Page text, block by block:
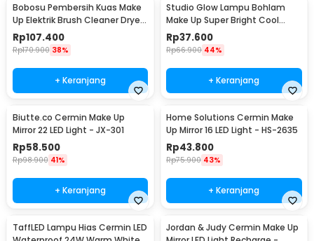
Bobosu Pembersih Kuas Make
Up Elektrik Brush Cleaner Dryer
Tool - HZJ01
Rp107.400
Rp170.900 38%
+ Keranjang
Studio Glow Lampu Bohlam
Make Up Super Bright Cool
White 5000K - NJ07004
Rp37.600
Rp66.900 44%
+ Keranjang
Biutte.co Cermin Make Up
Mirror 22 LED Light - JX-301
Rp58.500
Rp98.900 41%
+ Keranjang
Home Solutions Cermin Make
Up Mirror 16 LED Light - HS-2635
Rp43.800
Rp75.900 43%
+ Keranjang
TaffLED Lampu Hias Cermin LED
Jordan & Judy Cermin Make Up